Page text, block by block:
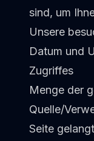
sind, um
Unsere
Datum und
Zugriffes
Menge der
Quelle/
Seite